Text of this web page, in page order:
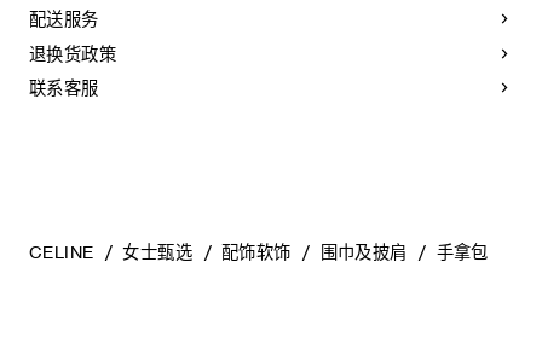
最高熨烫温度：110°C / 230°F
不可使用蒸汽。
本品可用芳香化合物进行轻柔干洗。
配送服务
退换货政策
联系客服
CELINE 女士甄选 配饰软饰 围巾及披肩 手拿包